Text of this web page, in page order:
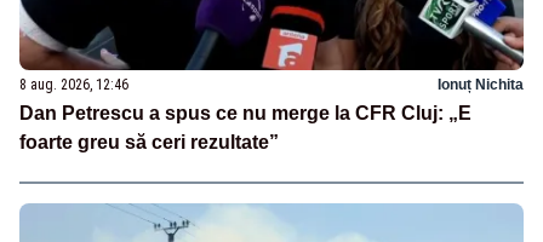
8 aug. 2026, 12:46 Ionuț Nichita
Dan Petrescu a spus ce nu merge la CFR Cluj: „E
foarte greu să ceri rezultate”